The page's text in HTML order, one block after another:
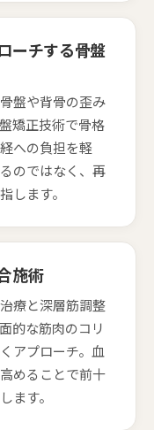
ーチする骨盤
盤や背骨の歪み
矯正技術で骨格
への負担を軽
のではなく、再
します。
施術
療と深層筋調整
的な筋肉のコリ
アプローチ。血
めることで前十
ます。